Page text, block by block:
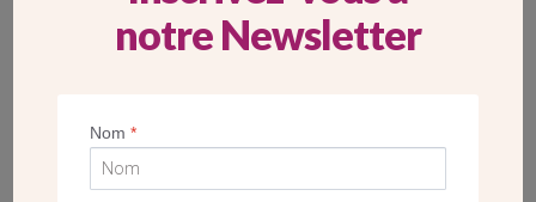
BRÈVES DE CHANTIER : ST JOSEPH LE
BIENVEILLANT (78)
notre Newsletter
Nom*